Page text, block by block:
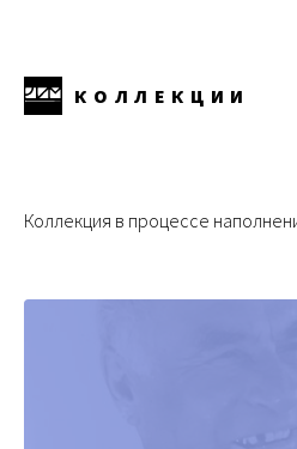
КОЛЛЕКЦИИ
Коллекция в процессе